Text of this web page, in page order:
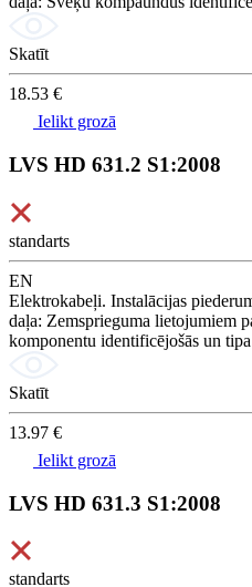
Skatīt
18.53 €
Ielikt grozā
LVS HD 631.2 S1:2008
standarts
EN
Elektrokabeļi. Instalācijas
daļa: Zemsprieguma lietojumiem
komponentu identificējošās un
Skatīt
13.97 €
Ielikt grozā
LVS HD 631.3 S1:2008
standarts